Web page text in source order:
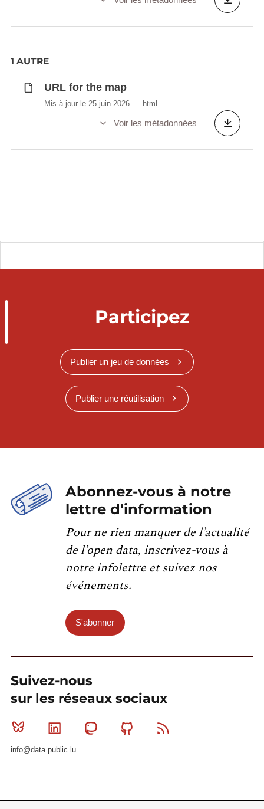
1 AUTRE
URL for the map
Mis à jour le 25 juin 2026 html
Voir les métadonnées
Participez
Publier un jeu de données
Publier une réutilisation
Abonnez-vous à notre
lettre d'information
Pour ne rien manquer de l’actualité
de l’open data, inscrivez-vous à
notre infolettre et suivez nos
événements.
S'abonner
Suivez-nous
sur les réseaux sociaux
Bluesky Linkedin MastodonGithub
info@data.public.lu